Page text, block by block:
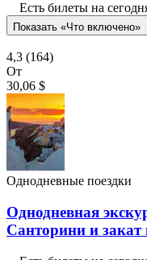
Есть билеты на
Показать «Что включено»
4,3 (164)
От
30,06 $
Однодневные поездки
Однодневная
Санторини и закат